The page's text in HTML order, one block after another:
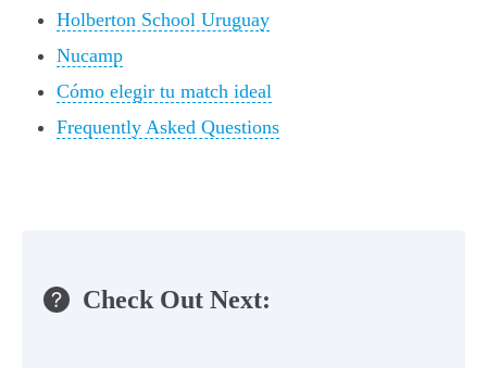
Holberton School Uruguay
Nucamp
Cómo elegir tu match ideal
Frequently Asked Questions
Check Out Next: